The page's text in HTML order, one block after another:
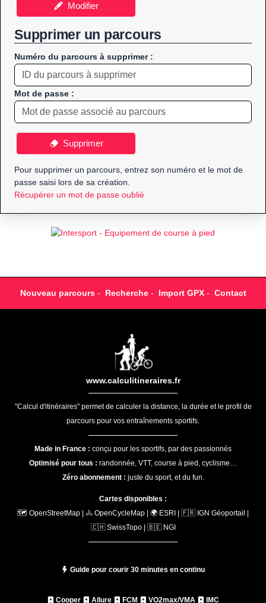
Modifier
Supprimer un parcours
Numéro du parcours à supprimer :
Mot de passe :
Supprimer
Pour supprimer un parcours, entrez son numéro et le mot de
passe saisi lors de sa création.
Récupérer un mot de passe oublié
Nouveau parcours- Recherche- Import GPX- Contact
www.calculitineraires.fr
"Calcul d'itinéraires" permet de calculer la distance, la durée et le profil de
parcours pour vos entraînements sportifs.
Made in France : conçu pour les sportifs, par des passionnés
Optimisé pour tous : randonnée, VTT, course à pied, cyclisme…
Zéro abonnement : juste du sport, et du fun.
Cartes disponibles :
🗺️ OpenStreetMap | 🚴 OpenCycleMap | 🌍 ESRI | 🇫🇷 IGN Géoportail |
🇨🇭 SwissTopo | 🇧🇪 NGI
Guide pour courir 30 minutes en continu
Cooper Allure FCM VO2max/VMA IMC